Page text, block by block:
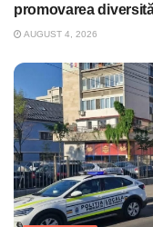
promovarea
AUGUST 4, 2026